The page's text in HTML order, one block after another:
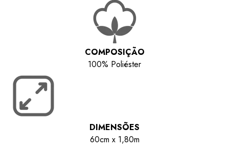
COMPOSIÇÃO
100% Poliéster
DIMENSÕES
60cm x 1,80m